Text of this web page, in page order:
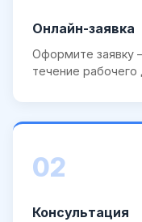
Онлайн-заявка
Оформите заявку
течение рабочего
02
Консультация